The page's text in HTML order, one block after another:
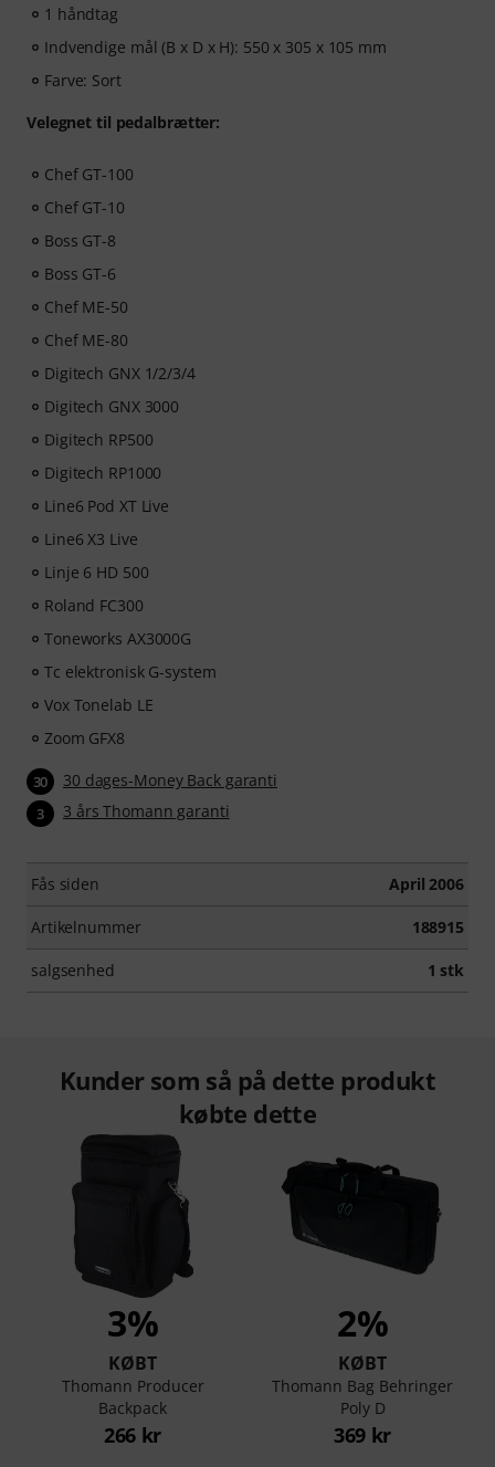
1 håndtag
Indvendige mål (B x D x H): 550 x 305 x 105 mm
Farve: Sort
Velegnet til pedalbrætter:
Chef GT-100
Chef GT-10
Boss GT-8
Boss GT-6
Chef ME-50
Chef ME-80
Digitech GNX 1/2/3/4
Digitech GNX 3000
Digitech RP500
Digitech RP1000
Line6 Pod XT Live
Line6 X3 Live
Linje 6 HD 500
Roland FC300
Toneworks AX3000G
Tc elektronisk G-system
Vox Tonelab LE
Zoom GFX8
30 30 dages-Money Back garanti
3 3 års Thomann garanti
Fås siden April 2006
Artikelnummer 188915
salgsenhed 1 stk
Kunder som så på dette produkt
købte dette
3%
KØBT
Thomann Producer
Backpack
266 kr
2%
KØBT
Thomann Bag Behringer
Poly D
369 kr